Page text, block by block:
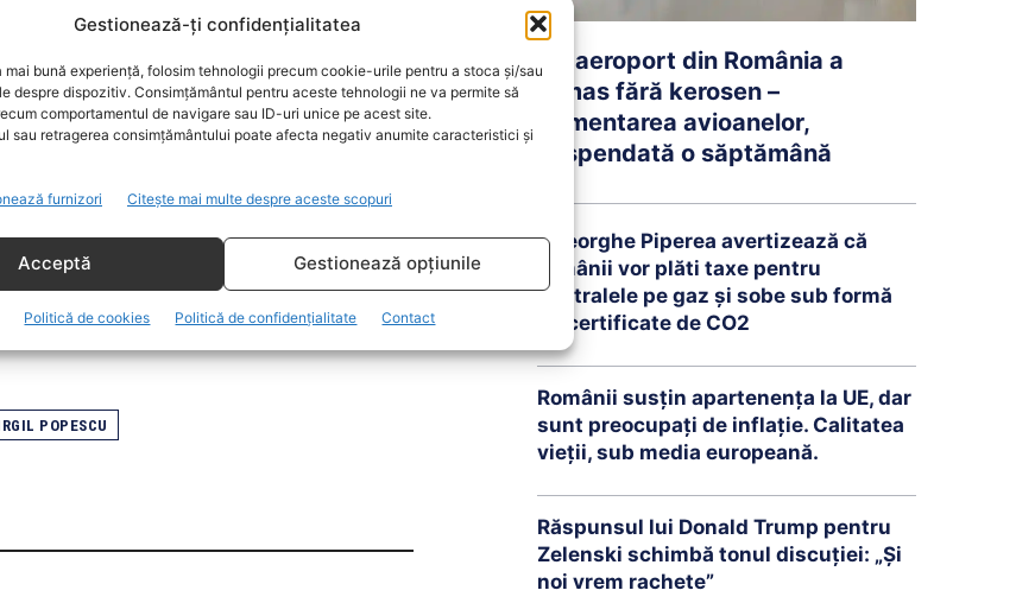
Gestionează-ți confidențialitatea
mai bună experiență, folosim tehnologii precum cookie-urile pentru a stoca și/sau
despre dispozitiv. Consimțământul pentru aceste tehnologii ne va permite să
comportamentul de navigare sau ID-uri unice pe acest site.
sau retragerea consimțământului poate afecta negativ anumite caracteristici și
furnizori Citește mai multe despre aceste scopuri
Acceptă Gestionează opțiunile
Politică de cookies Politică de confidențialitate Contact
fi corectată această practică, ministrul
Consumatorilor și Autoritatea Naţională de
legea poate fi schimbată, astfel încât să
mai brutală în legislație, în așa fel
Să trecem în lege cuvânt cu cuvânt
mai mari decât consumurile din
ANPC-ul poate să intervină,
la niveluol cifrei de afaceri pentru că
POPESCU
Un aeroport din România a
rămas fără kerosen –
Alimentarea avioanelor,
suspendată o săptămână
Gheorghe Piperea avertizează că
românii vor plăti taxe pentru
centralele pe gaz și sobe sub formă
de certificate de CO2
Românii susțin apartenența la UE, dar
sunt preocupați de inflație. Calitatea
vieții, sub media europeană.
Răspunsul lui Donald Trump pentru
Zelenski schimbă tonul discuției: „Și
noi vrem rachete”